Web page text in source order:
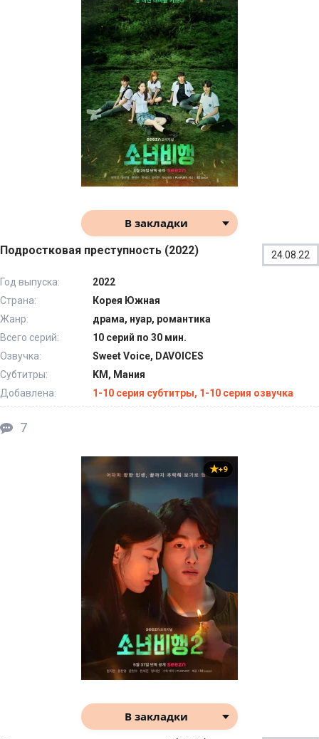
В закладки
Подростковая преступность (2022) 24.08.22
Год выпуска:
2022
Страна:
Корея Южная
Жанр:
драма, нуар, романтика
Всего серий:
10 серий по 30 мин.
Озвучка:
Sweet Voice, DAVOICES
Субтитры:
KM, Мания
Добавлена:
1-10 серия субтитры, 1-10 серия озвучка
7
+9
В закладки